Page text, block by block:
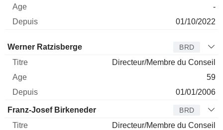
-
01/10/2022
Administrateur Titre
Werner Ratzisberge BRD
Directeur/Membre du Conseil
59
01/01/2006
Franz-Josef Birkeneder BRD
Directeur/Membre du Conseil